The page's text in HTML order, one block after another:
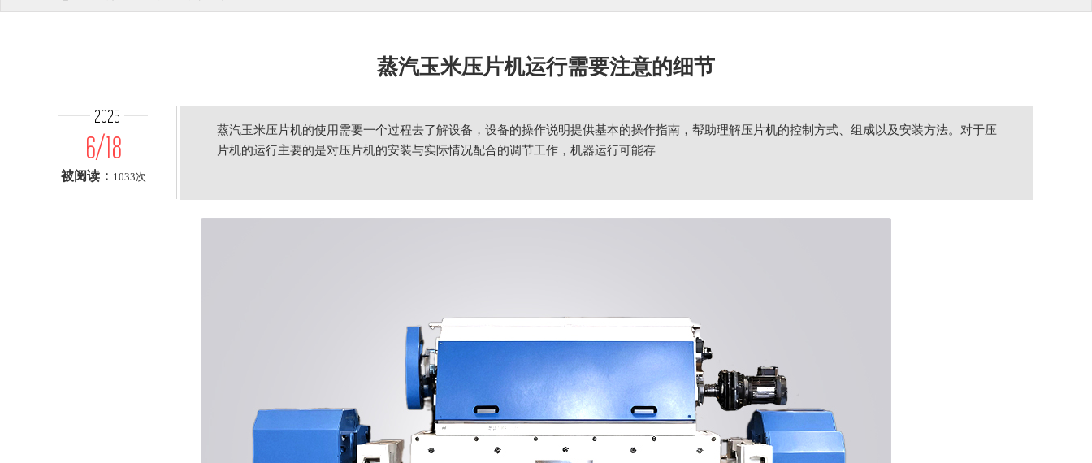
蒸汽玉米压片机运行需要注意的细节
2025
6/18
被阅读： 1033次
蒸汽玉米压片机的使用需要一个过程去了解设备，设备的操作说明提供基本的操作指南，帮助理解压片机的控制方式、组成以及安装方法。对于压
片机的运行主要的是对压片机的安装与实际情况配合的调节工作，机器运行可能存